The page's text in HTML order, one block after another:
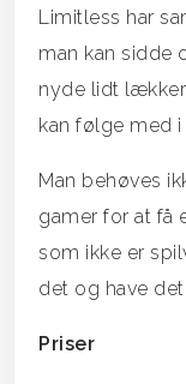
Limitless har
man kan sidde
nyde lidt
kan følge med i
Man behøves
gamer for at få
som ikke er
det og have det
Priser